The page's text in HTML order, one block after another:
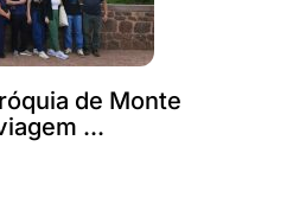
de Monte
...